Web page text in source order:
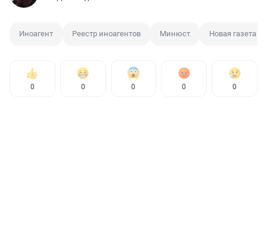
Иноагент Реестр иноагентов Минюст Новая газета
0 0 0 0 0